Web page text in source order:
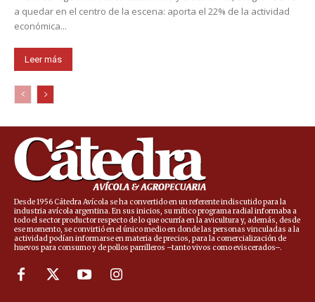
a quedar en el centro de la escena: aporta el 22% de la actividad
económica...
Leer más
Desde 1956 Cátedra Avícola se ha convertido en un referente indiscutido para la
industria avícola argentina. En sus inicios, su mítico programa radial informaba a
todo el sector productor respecto de lo que ocurría en la avicultura y, además, desde
ese momento, se convirtió en el único medio en donde las personas vinculadas a la
actividad podían informarse en materia de precios, para la comercialización de
huevos para consumo y de pollos parrilleros –tanto vivos como eviscerados–.